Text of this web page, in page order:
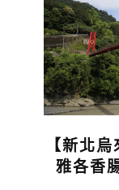
【新北
雅各香